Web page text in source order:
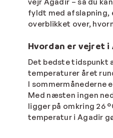
fyldt med afslapning,
overblikket over,
Hvordan er vejret i
Det bedste tidspunkt
temperaturer året
I sommermånederne
Med næsten ingen
ligger på omkring 26
temperatur i Agadir